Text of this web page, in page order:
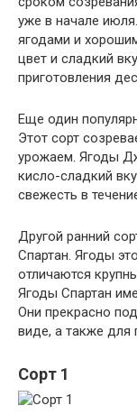
уже в начале
ягодами и
цвет и сладкий
приготовления
Еще один
Этот сорт
урожаем. Ягоды
кисло-сладкий
свежесть в
Другой ранний
Спартан. Ягоды
отличаются
Ягоды Спартан
Они прекрасно
виде, а также для
Сорт 1